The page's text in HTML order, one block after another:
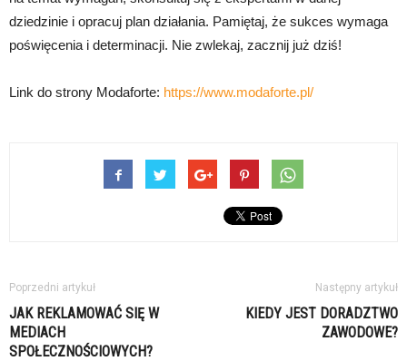
dziedzinie i opracuj plan działania. Pamiętaj, że sukces wymaga
poświęcenia i determinacji. Nie zwlekaj, zacznij już dziś!
Link do strony Modaforte: https://www.modaforte.pl/
Poprzedni artykuł
JAK REKLAMOWAĆ SIĘ W
MEDIACH
SPOŁECZNOŚCIOWYCH?
Następny artykuł
KIEDY JEST DORADZTWO
ZAWODOWE?